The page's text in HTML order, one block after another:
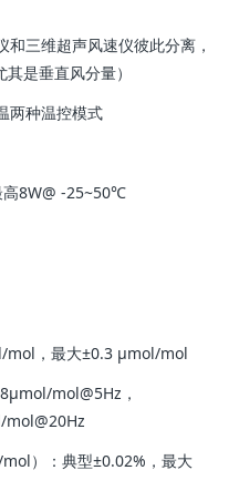
三维超声风速仪彼此分离，
是垂直风分量）
两种温控模式
8W@ -25~50℃
mol，最大±0.3 μmol/mol
mol@5Hz，
）：典型±0.02%，最大